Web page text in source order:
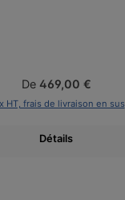
Prix régulier :
De 469,00 €
HT, frais de livraison en sus
Détails